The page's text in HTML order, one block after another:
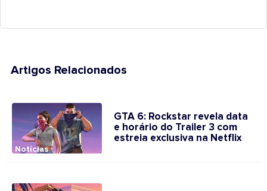
Artigos Relacionados
Notícias
GTA 6: Rockstar revela data
e horário do Trailer 3 com
estreia exclusiva na Netflix